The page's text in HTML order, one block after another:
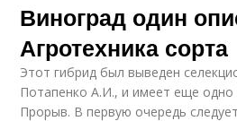
Виноград один
Агротехника сорта
Этот гибрид был выведен
Потапенко А.И., и имеет еще
Прорыв. В первую очередь